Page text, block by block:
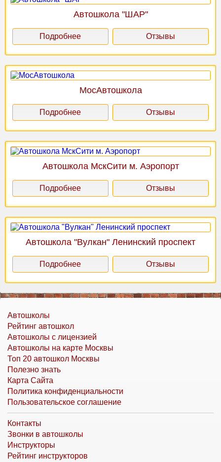
Автошкола "ШАР"
Подробнее Отзывы
МосАвтошкола
Подробнее Отзывы
Автошкола МскСити м. Аэропорт
Подробнее Отзывы
Автошкола "Вулкан" Ленинский проспект
Подробнее Отзывы
Автошколы
Рейтинг автошкол
Автошколы с лицензией
Автошколы на карте Москвы
Топ 20 автошкол Москвы
Полезно знать
Карта Сайта
Политика конфиденциальности
Пользовательское соглашение
Контакты
Звонки в автошколы
Инструкторы
Рейтинг инструкторов